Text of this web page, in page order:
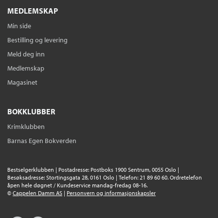
Kneppkaker
Kleshengere til barneklær
Gratulasjonskort
Lag dine egne knapper
knapper:
Knappestempel
Kreative knapper
Gammeldagse rulleknapper
MEDLEMSKAP
Min side
Bestilling og levering
Meld deg inn
Medlemskap
Magasinet
BOKKLUBBER
Krimklubben
Barnas Egen Bokverden
Bestselgerklubben | Postadresse: Postboks 1900 Sentrum, 0055 Oslo |
Besøksadresse: Stortingsgata 28, 0161 Oslo | Telefon: 21 89 60 60. Ordretelefon
åpen hele døgnet / Kundeservice mandag-fredag 08-16.
© Cappelen Damm AS | Personvern og informasjonskapsler